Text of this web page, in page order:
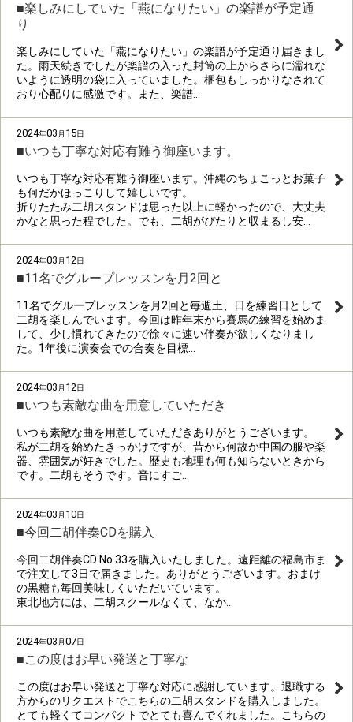
■楽しみにしていた「燕になりたい」の楽譜が予定通
り
楽しみにしていた「燕になりたい」の楽譜が予定通り届きまし
た。雨天続きでしたが楽譜の入った封筒の上からさらに濡れな
いように透明の袋に入っていました。梱包もしっかりなされて
おり心配りに感激です。また、楽譜…
2024年03 月 15日
■いつも丁寧な対応有難う御座います。
いつも丁寧な対応有難う御座います。沖縄のちょこっとお菓子
も何だかほっこりして嬉しいです。
折りたたみ二胡スタンドは思った以上に軽かったので、大丈夫
かなと思った程でした。でも、二胡がぴたりと収まるし安…
2024年03 月 12日
■11名でグループレッスンを月2回と
11名でグループレッスンを月2回と毎週土、日を練習日として
二胡を楽しんでいます。今回は昨年末から賽馬の練習を始めま
して、少し慣れてきたので徐々に速い伴奏が欲しくなりまし
た。1年後に演奏会での合奏を目標…
2024年03 月 12日
■いつも素敵な曲を用意していただき
いつも素敵な曲を用意していただきありがとうございます。
私が二胡を始めたきっかけですが、昔から何故か中国の服や楽
器、雰囲気が好きでした。歴史も地理も何も知らないときから
です。二胡もそうです。音にすご…
2024年03 月 10日
■今回二胡伴奏CDを購入
今回二胡伴奏CD No.33を購入いたしました。遠距離の福島市ま
で注文して3日で届きました。ありがとうございます。おまけ
の黒糖も毎回美味しくいただいています。
東北地方には、二胡スクールなくて、なか…
2024年03 月07日
■この度はお早い発送と丁寧な
この度はお早い発送と丁寧な対応に感謝しています。退職する
方からのリクエストでこちらの二胡スタンドを購入しました。
とても軽くてコンパクトでとても喜んでくれました。こちらの